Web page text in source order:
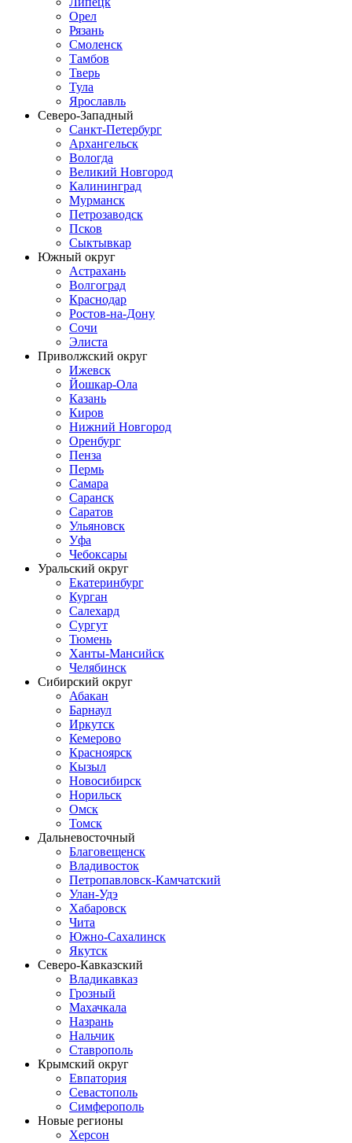
Орел
Рязань
Смоленск
Тамбов
Тверь
Тула
Ярославль
Северо-Западный
Санкт-Петербург
Архангельск
Вологда
Великий Новгород
Калининград
Мурманск
Петрозаводск
Псков
Сыктывкар
Южный округ
Астрахань
Волгоград
Краснодар
Ростов-на-Дону
Сочи
Элиста
Приволжский округ
Ижевск
Йошкар-Ола
Казань
Киров
Нижний Новгород
Оренбург
Пенза
Пермь
Самара
Саранск
Саратов
Ульяновск
Уфа
Чебоксары
Уральский округ
Екатеринбург
Курган
Салехард
Сургут
Тюмень
Ханты-Мансийск
Челябинск
Сибирский округ
Абакан
Барнаул
Иркутск
Кемерово
Красноярск
Кызыл
Новосибирск
Норильск
Омск
Томск
Дальневосточный
Благовещенск
Владивосток
Петропавловск-Камчатский
Улан-Удэ
Хабаровск
Чита
Южно-Сахалинск
Якутск
Северо-Кавказский
Владикавказ
Грозный
Махачкала
Назрань
Нальчик
Ставрополь
Крымский округ
Евпатория
Севастополь
Симферополь
Новые регионы
Херсон